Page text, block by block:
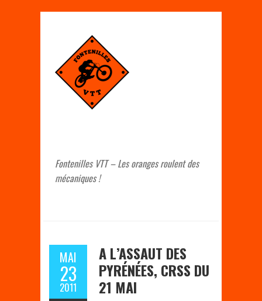
Fontenilles VTT – Les oranges roulent des
mécaniques !
MAI
23
2011
A L’ASSAUT DES
PYRÉNÉES, CRSS DU
21 MAI